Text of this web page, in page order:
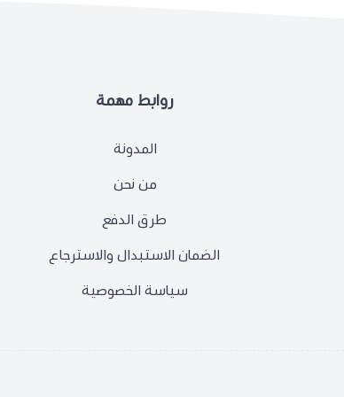
روابط مهمة
المدونة
من نحن
طرق الدفع
الضمان الاستبدال والاسترجاع
سياسة الخصوصية